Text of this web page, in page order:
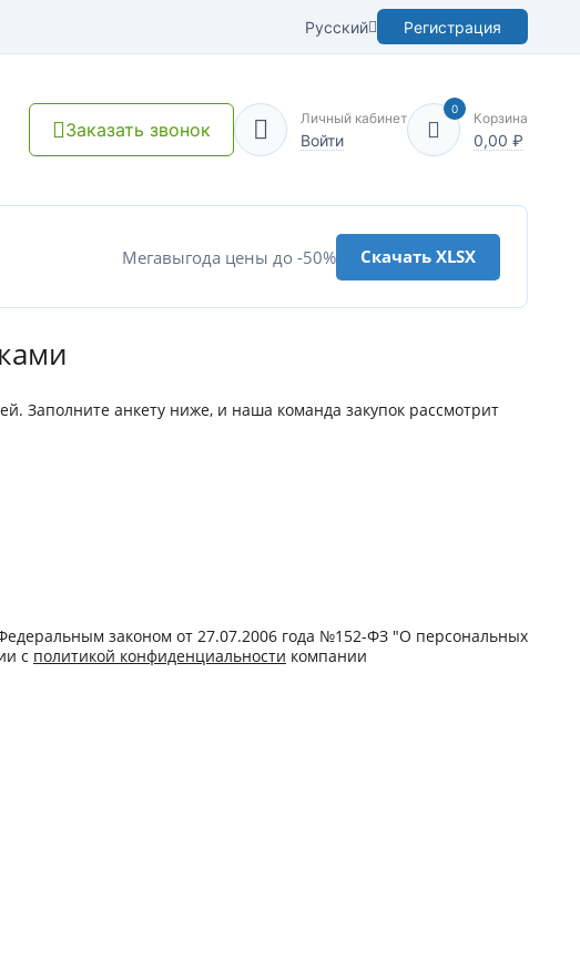
Русский Регистрация
Заказать звонок
Личный кабинет
Войти
0
Корзина
0,00 ₽
Мегавыгода цены до -50% Скачать XLSX
Заполните анкету ниже, и наша команда закупок рассмотрит
законом от 27.07.2006 года №152-ФЗ "О персональных
с политикой конфиденциальности компании